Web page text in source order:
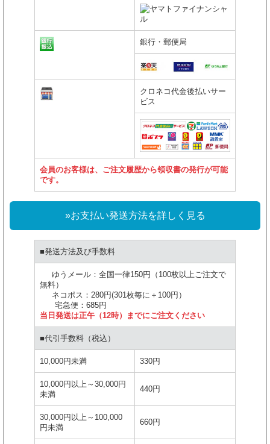
銀行・郵便局
クロネコ代金後払いサー
ビス
会員のお客様は、ご注文履歴から領収書の発行が可能
です。
»お支払い発送方法を詳しく見る
■発送方法及び手数料
ゆうメール：全国一律150円（100枚以上ご注文で
無料）
ネコポス：280円(301枚毎に＋100円）
宅急便：685円
当日発送は正午（12時）までにご注文ください
■代引手数料（税込）
10,000円未満 330円
10,000円以上～30,000円
未満
440円
30,000円以上～100,000
円未満
660円